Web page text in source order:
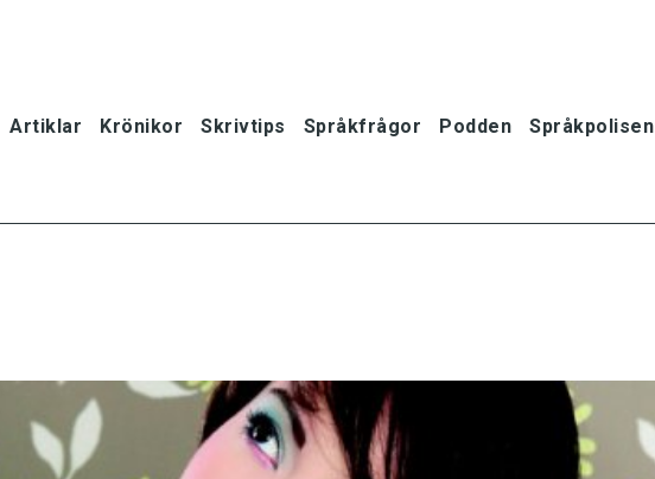
Artiklar Krönikor Skrivtips Språkfrågor Podden Språkpolisen
Språkfrågor
Skrivtips